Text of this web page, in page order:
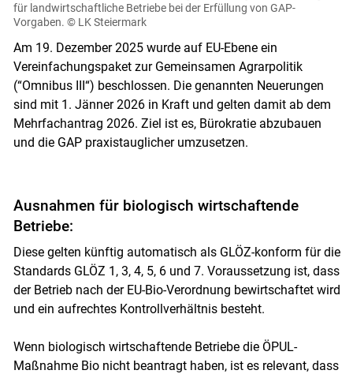
für landwirtschaftliche Betriebe bei der Erfüllung von GAP-
Vorgaben. © LK Steiermark
Am 19. Dezember 2025 wurde auf EU-Ebene ein
Vereinfachungspaket zur Gemeinsamen Agrarpolitik
(“Omnibus III“) beschlossen. Die genannten Neuerungen
sind mit 1. Jänner 2026 in Kraft und gelten damit ab dem
Mehrfachantrag 2026. Ziel ist es, Bürokratie abzubauen
und die GAP praxistauglicher umzusetzen.
Ausnahmen für biologisch wirtschaftende
Betriebe:
Diese gelten künftig automatisch als GLÖZ-konform für die
Standards GLÖZ 1, 3, 4, 5, 6 und 7. Voraussetzung ist, dass
der Betrieb nach der EU-Bio-Verordnung bewirtschaftet wird
und ein aufrechtes Kontrollverhältnis besteht.
Wenn biologisch wirtschaftende Betriebe die ÖPUL-
Maßnahme Bio nicht beantragt haben, ist es relevant, dass